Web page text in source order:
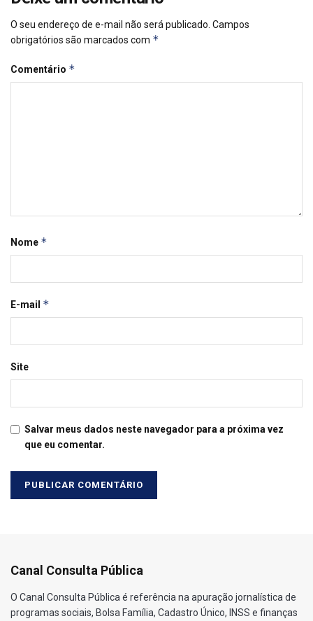
O seu endereço de e-mail não será publicado. Campos
obrigatórios são marcados com *
Comentário *
Nome *
E-mail *
Site
Salvar meus dados neste navegador para a próxima vez
que eu comentar.
Canal Consulta Pública
O Canal Consulta Pública é referência na apuração jornalística de
programas sociais, Bolsa Família, Cadastro Único, INSS e finanças